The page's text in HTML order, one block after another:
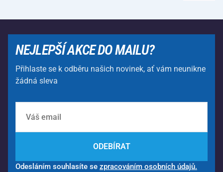
NEJLEPŠÍ AKCE DO MAILU?
Přihlaste se k odběru našich novinek, ať vám neunikne
žádná sleva
ODEBÍRAT
Odesláním souhlasíte se zpracováním osobních údajů.